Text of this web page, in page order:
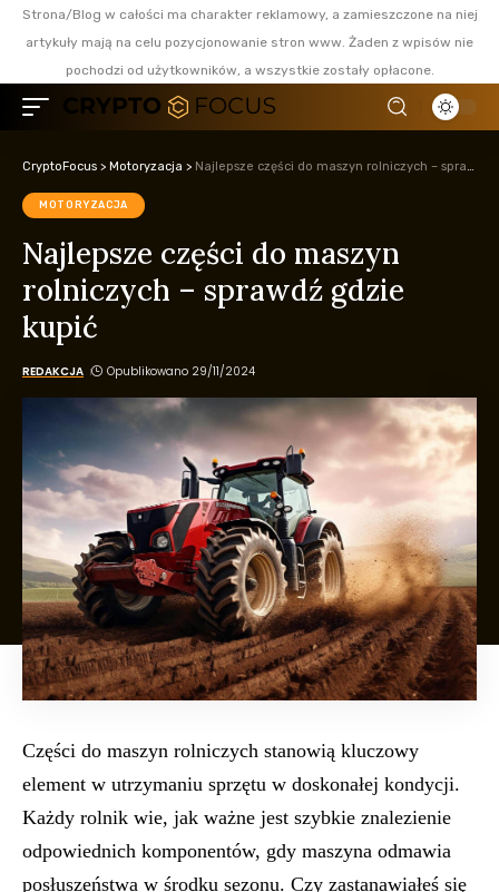
Strona/Blog w całości ma charakter reklamowy, a zamieszczone na niej
artykuły mają na celu pozycjonowanie stron www. Żaden z wpisów nie
pochodzi od użytkowników, a wszystkie zostały opłacone.
CryptoFocus > Motoryzacja > Najlepsze części do maszyn rolniczych – sprawdź gdzie kupić
MOTORYZACJA
Najlepsze części do maszyn
rolniczych – sprawdź gdzie
kupić
REDAKCJA Opublikowano 29/11/2024
Części do maszyn rolniczych stanowią kluczowy
element w utrzymaniu sprzętu w doskonałej kondycji.
Każdy rolnik wie, jak ważne jest szybkie znalezienie
odpowiednich komponentów, gdy maszyna odmawia
posłuszeństwa w środku sezonu. Czy zastanawiałeś się